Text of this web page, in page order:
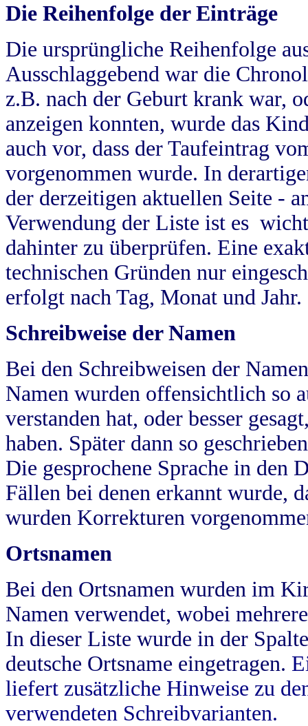
Die Reihenfolge der Einträge
Die ursprüngliche Reihenfolge
Ausschlaggebend war die
z.B. nach der Geburt krank war,
anzeigen konnten, wurde das
auch vor, dass der Taufeintrag
vorgenommen wurde. In
der derzeitigen aktuellen Seite -
Verwendung der Liste ist es
dahinter zu überprüfen. Eine
technischen Gründen nur
erfolgt nach Tag, Monat und Jahr.
Schreibweise der Namen
Bei den Schreibweisen der
Namen wurden offensichtlich so
verstanden hat, oder besser
haben. Später dann so
Die gesprochene Sprache in
Fällen bei denen erkannt wurde,
wurden Korrekturen
Ortsnamen
Bei den Ortsnamen wurden im
Namen verwendet, wobei
In dieser Liste wurde in der
deutsche Ortsname eingetragen.
liefert zusätzliche Hinweise zu
verwendeten Schreibvarianten.